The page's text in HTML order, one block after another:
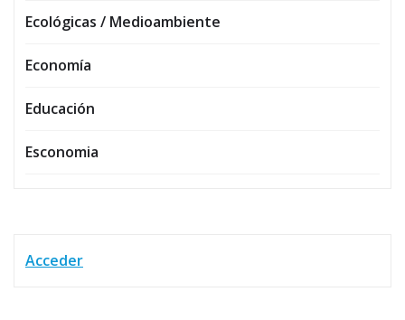
Ecológicas / Medioambiente
Economía
Educación
Esconomia
Acceder